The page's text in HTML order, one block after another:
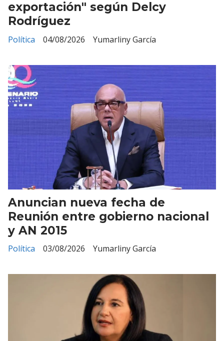
exportación" según Delcy
Rodríguez
Yumarliny García
Política 04/08/2026
Anuncian nueva fecha de
Reunión entre gobierno nacional
y AN 2015
Yumarliny García
Política 03/08/2026